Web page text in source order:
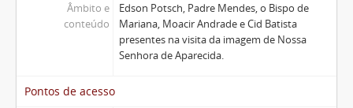
Âmbito e
conteúdo
Edson Potsch, Padre Mendes, o Bispo de
Mariana, Moacir Andrade e Cid Batista
presentes na visita da imagem de Nossa
Senhora de Aparecida.
Pontos de acesso